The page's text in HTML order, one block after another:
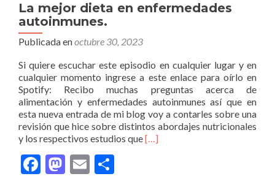
La mejor dieta en enfermedades
autoinmunes.
Publicada enoctubre 30, 2023
Si quiere escuchar este episodio en cualquier lugar y en
cualquier momento ingrese a este enlace para oírlo en
Spotify: Recibo muchas preguntas acerca de
alimentación y enfermedades autoinmunes así que en
esta nueva entrada de mi blog voy a contarles sobre una
revisión que hice sobre distintos abordajes nutricionales
y los respectivos estudios queLeer
[…]
Facebook
Mastodon
Email